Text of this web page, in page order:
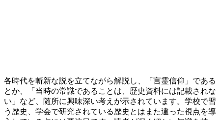
各時代を斬新な説を立てながら解説し、 「言霊信仰」 である
とか、
「当時の常識であることは、歴史資料には記載されな
い」 など、随所に興味深い考えが示されています。学校で習
う歴史、学会で研究されている歴史とはまた違った視点を導